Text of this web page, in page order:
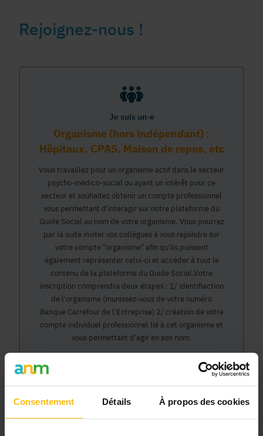
Consentement Détails À propos des cookies
Rejoignez-nous !
Je suis un·e
Organisme (hors indépendant) :
Hôpitaux, CPAS, Maison de repos, etc
Vous travaillez pour un organisme actif dans le secteur
psycho-médico-social ou ayant un intérêt pour ce
secteur et souhaitez obtenir un compte professionnel
vous permettant d'interagir sur notre plateforme du
Guide Social au nom de votre organisme. Vous pourrez
par la suite inviter vos collègues à vous rejoindre sur
votre compte "organisme" afin qu'ils puissent
également représenter celui-ci et accéder à tout le
contenu de la plateforme du Guide Social.Votre
inscription comprendra deux étapes : 1/ identifiaction
de l'organisme (munissez-vous de votre numéro
Banque Carrefour de l'Entreprise) 2/ création de votre
compte individuel professionnel lié à cet organisme et
vous permettant d'agir en son nom.